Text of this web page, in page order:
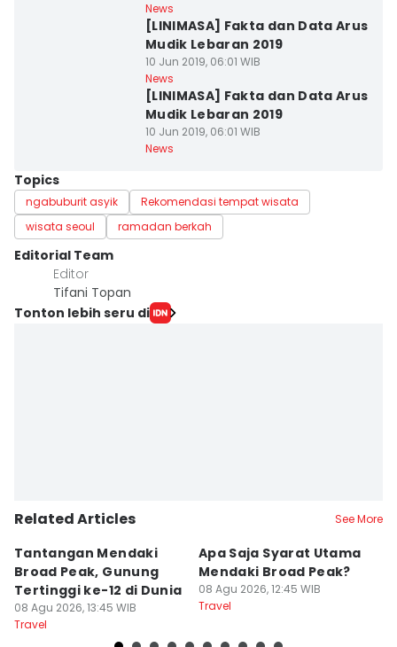
News
[LINIMASA] Fakta dan Data Arus
Mudik Lebaran 2019
10 Jun 2019, 06:01 WIB
News
[LINIMASA] Fakta dan Data Arus
Mudik Lebaran 2019
10 Jun 2019, 06:01 WIB
News
Topics
ngabuburit asyik
Rekomendasi tempat wisata
wisata seoul
ramadan berkah
Editorial Team
Editor
Tifani Topan
Tonton lebih seru di
Related Articles See More
Tantangan Mendaki
Broad Peak, Gunung
Tertinggi ke-12 di Dunia
08 Agu 2026, 13:45 WIB
Travel
Apa Saja Syarat Utama
Mendaki Broad Peak?
08 Agu 2026, 12:45 WIB
Travel